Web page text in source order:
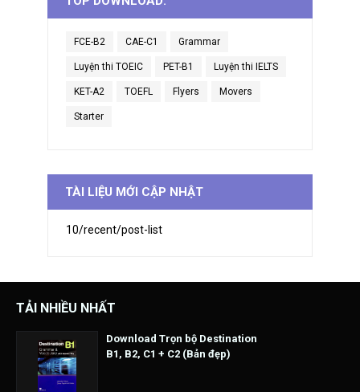
FCE-B2 CAE-C1 Grammar
Luyện thi TOEIC PET-B1 Luyện thi IELTS
KET-A2 TOEFL Flyers Movers
Starter
TÀI LIỆU MỚI CẬP NHẬT
10/recent/post-list
TẢI NHIỀU NHẤT
Download Trọn bộ Destination
B1, B2, C1 + C2 (Bản đẹp)